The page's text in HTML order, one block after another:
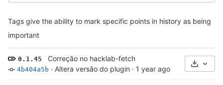
Tags give the ability to mark specific points in history as being
important
0.1.45 Correção no hacklab-fetch
4b404a5b · Altera versão do plugin · 1 year ago